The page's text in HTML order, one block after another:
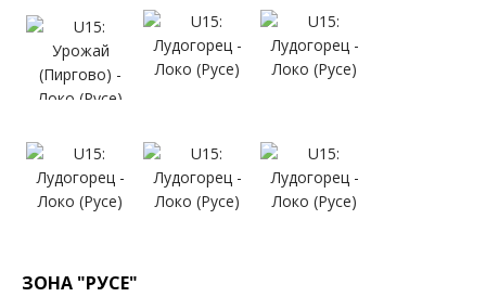
ЗОНА "РУСЕ"